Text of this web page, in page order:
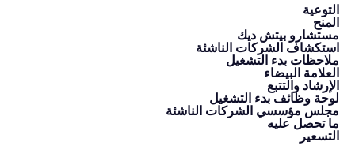
التوعية
المنح
مستشارو بيتش ديك
استكشاف الشركات الناشئة
ملاحظات بدء التشغيل
العلامة البيضاء
الإرشاد والتتبع
لوحة وظائف بدء التشغيل
مجلس مؤسسي الشركات الناشئة
ما تحصل عليه
التسعير